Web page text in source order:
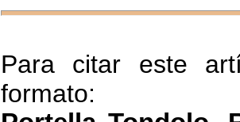
Para citar este
formato: